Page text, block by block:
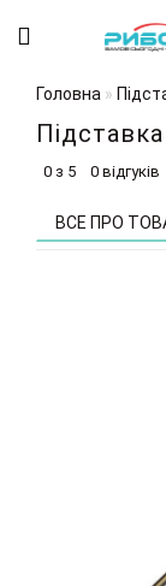
Головна
0 з 5 0 відгуків
ВСЕ ПРО